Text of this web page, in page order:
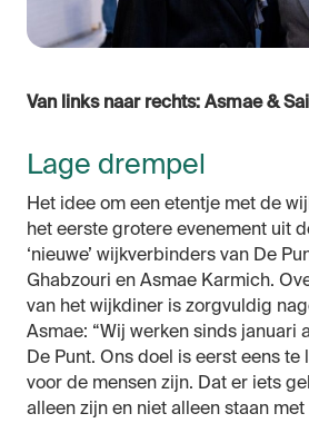
Van links naar rechts: Asmae &
Lage drempel
Het idee om een etentje met de
het eerste grotere evenement uit
‘nieuwe’ wijkverbinders van De
Ghabzouri en Asmae Karmich.
van het wijkdiner is zorgvuldig
Asmae: “Wij werken sinds januari
De Punt. Ons doel is eerst eens te
voor de mensen zijn. Dat er iets
alleen zijn en niet alleen staan met